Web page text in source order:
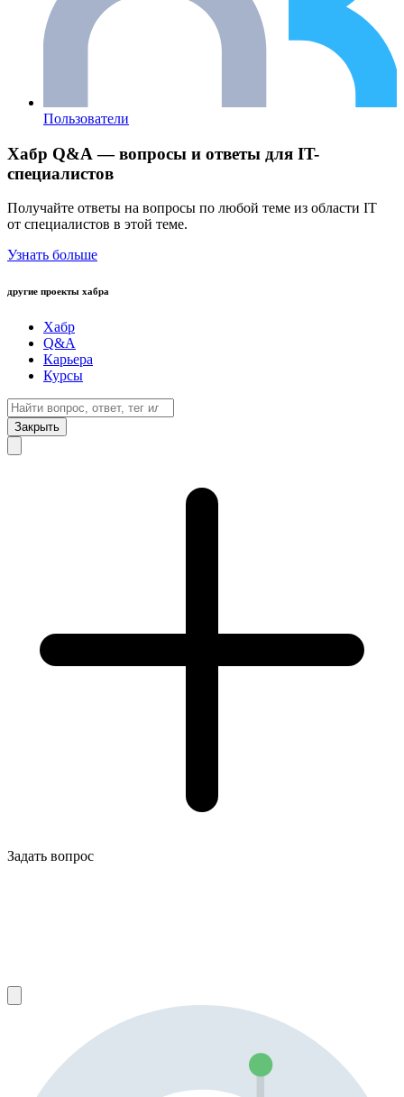
Пользователи
Хабр Q&A — вопросы и ответы для IT-
специалистов
Получайте ответы на вопросы по любой теме из области IT
от специалистов в этой теме.
Узнать больше
другие проекты хабра
Хабр
Q&A
Карьера
Курсы
Закрыть
Задать вопрос